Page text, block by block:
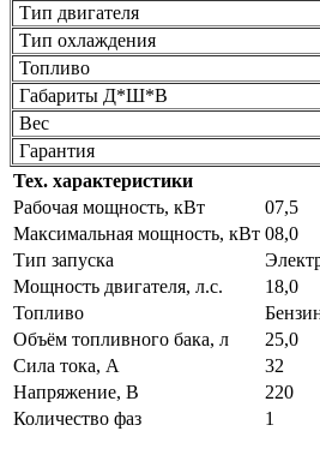
Тип двигателя
Тип охлаждения
Топливо
Габариты Д*Ш*В
Вес
Гарантия
Тех. характеристики
Рабочая мощность, кВт
07,5
Максимальная мощность, кВт 08,0
Тип запуска
Мощность двигателя, л.с.
18,0
Топливо
Объём топливного бака, л
25,0
Сила тока, А
32
Напряжение, В
220
Количество фаз
1